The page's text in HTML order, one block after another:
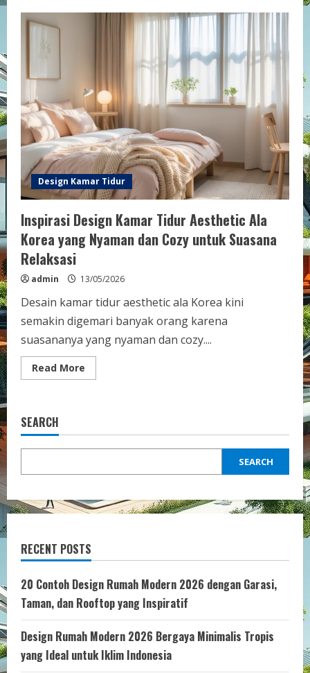
Design
Budget
Terbatas
untuk
Nyaman
dan
Stylish
Design Kamar Tidur
Inspirasi Design Kamar Tidur Aesthetic Ala
Korea yang Nyaman dan Cozy untuk Suasana
Relaksasi
admin 13/05/2026
Desain kamar tidur aesthetic ala Korea kini
semakin digemari banyak orang karena
suasananya yang nyaman dan cozy....
Read More
more
Aesthetic
Nyaman
untuk
Suasana
SEARCH
SEARCH
RECENT POSTS
20 Contoh Design Rumah Modern 2026 dengan Garasi,
Taman, dan Rooftop yang Inspiratif
Design Rumah Modern 2026 Bergaya Minimalis Tropis
yang Ideal untuk Iklim Indonesia